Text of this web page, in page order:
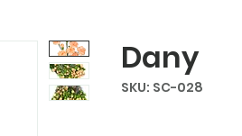
Dany
SKU: SC-028